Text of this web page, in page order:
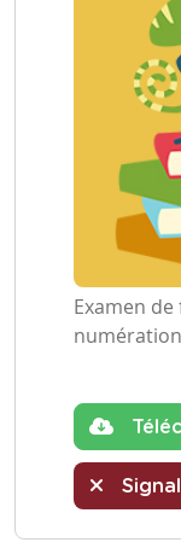
Examen